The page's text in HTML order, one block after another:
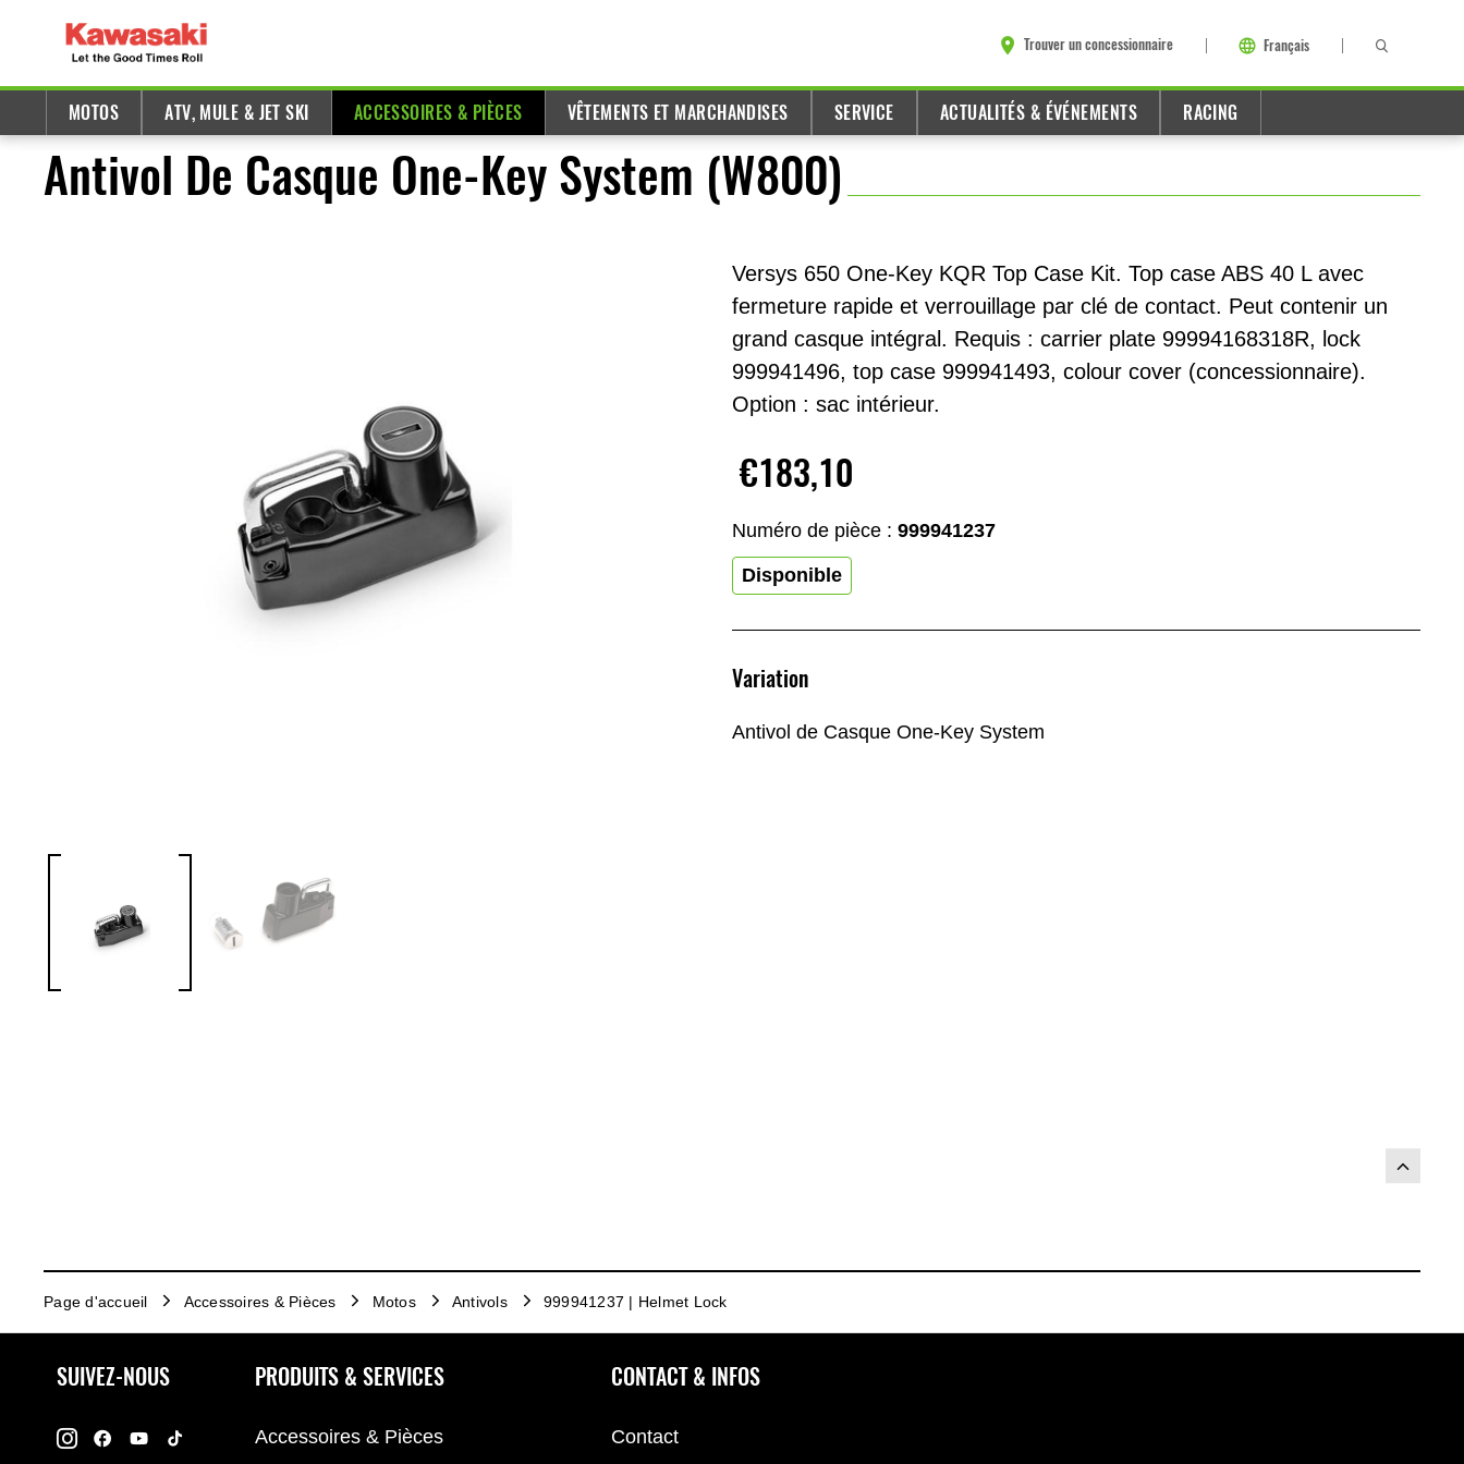
Trouver un concessionnaire Français
MOTOS ATV, MULE & JET SKI ACCESSOIRES & PIÈCES VÊTEMENTS ET MARCHANDISES SERVICE ACTUALITÉS & ÉVÉNEMENTS RACING
Antivol De Casque One-Key System (W800)
Versys 650 One-Key KQR Top Case Kit. Top case ABS 40 L avec
fermeture rapide et verrouillage par clé de contact. Peut contenir un
grand casque intégral. Requis : carrier plate 99994168318R, lock
999941496, top case 999941493, colour cover (concessionnaire).
Option : sac intérieur.
€183,10
Numéro de pièce : 999941237
Disponible
Variation
Antivol de Casque One-Key System
Page d'accueil Accessoires & Pièces Motos Antivols 999941237 | Helmet Lock
SUIVEZ-NOUS PRODUITS & SERVICES
Accessoires & Pièces
CONTACT & INFOS
Contact